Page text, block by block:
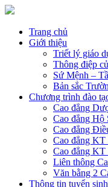
Trang chủ
Giới thiệu
Triết lý giáo
Thông điệp
Sứ Mệnh –
Bản sắc
Chương trình đào
Cao đẳng
Cao đẳng Hộ
Cao đẳng
Cao đẳng
Cao đẳng
Liên thông
Văn bằng 2
Thông tin tuyển sinh